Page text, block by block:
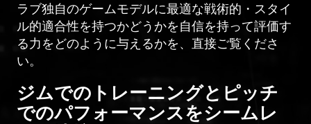
ラブ独自のゲームモデルに最適な戦術的・スタイ
ル的適合性を持つかどうかを自信を持って評価す
る力をどのように与えるかを、直接ご覧くださ
い。
ジムでのトレーニングとピッチ
でのパフォーマンスをシームレ